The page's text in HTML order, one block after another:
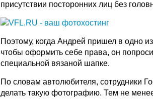
присутствии посторонних лиц без
Поэтому, когда Андрей пришел в одно
чтобы оформить себе права, он
специальной вязаной шапке.
По словам автолюбителя, сотрудники
делать такую фотографию. Тем не